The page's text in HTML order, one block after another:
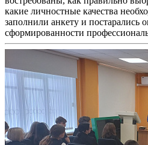
какие личностные качества
заполнили анкету и постарались
сформированности